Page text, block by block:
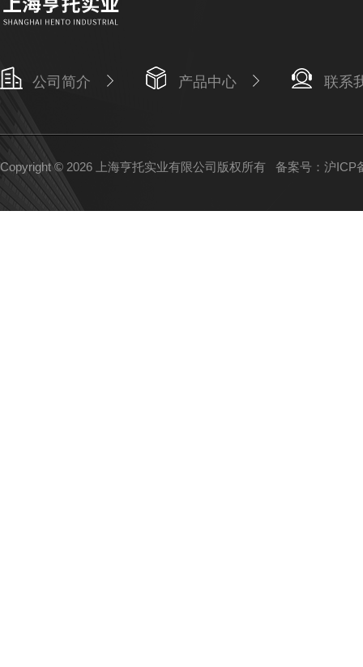
公司简介 产品中心 联系
Copyright © 2026 上海亨托实业有限公司版权所有 备案号：沪ICP